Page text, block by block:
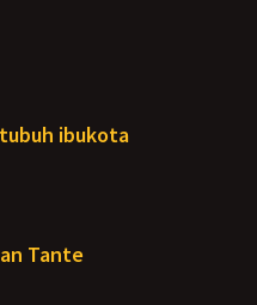
ibukota
Tante